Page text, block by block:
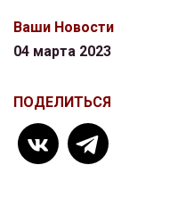
Ваши Новости
04 марта 2023
ПОДЕЛИТЬСЯ